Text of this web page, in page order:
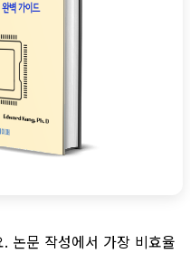
논문 작성에서 가장 비효율